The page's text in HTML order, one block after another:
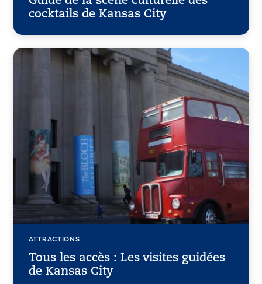
cocktails de Kansas City
ATTRACTIONS
Tous les accès : Les visites guidées
de Kansas City